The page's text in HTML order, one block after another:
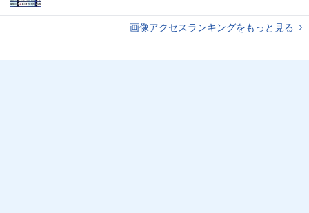
画像アクセスランキングをもっと見る